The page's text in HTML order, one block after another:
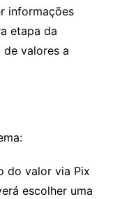
informações
etapa da
valores a
do valor via Pix
escolher uma